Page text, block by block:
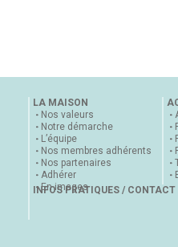
LA MAISON
Nos valeurs
Notre démarche
L’équipe
Nos membres adhérents
Nos partenaires
Adhérer
En images
INFOS PRATIQUES / CONTACT